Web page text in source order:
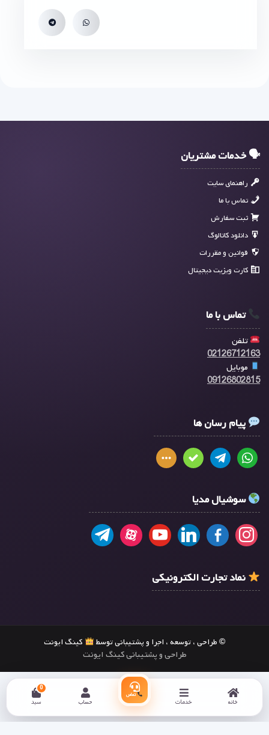
خانه خدمات
تماس
حساب سبد
0
🗣 خدمات مشتریان
راهنمای سایت
تماس با ما
ثبت سفارش
دانلود کاتالوگ
قوانین و مقررات
کارت ویزیت دیجیتال
تماس با ما
تلفن
02126712163
موبایل
09126802815
پیام رسان ها
سوشیال مدیا
نماد تجارت الکترونیکی
© طراحی ، توسعه ، اجرا و پشتیبانی توسط کینگ ایونت
طراحی و پشتیبانی کینگ ایونت